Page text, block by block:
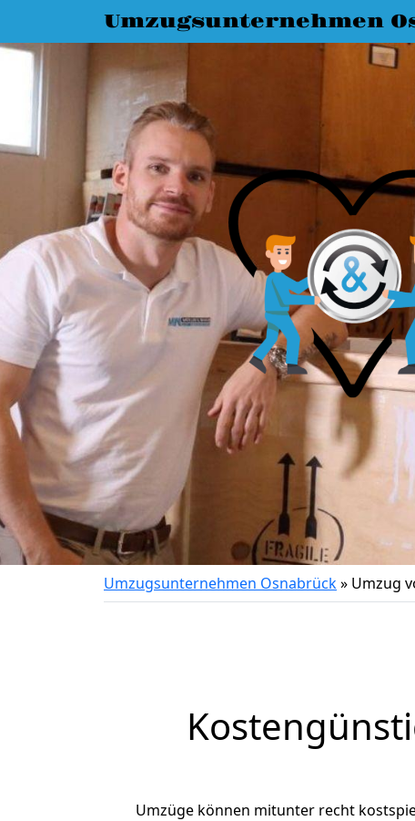
Umzugsunternehmen
Umzugsunternehmen Osnabrück» Umzug
Umzüge können mitunter recht